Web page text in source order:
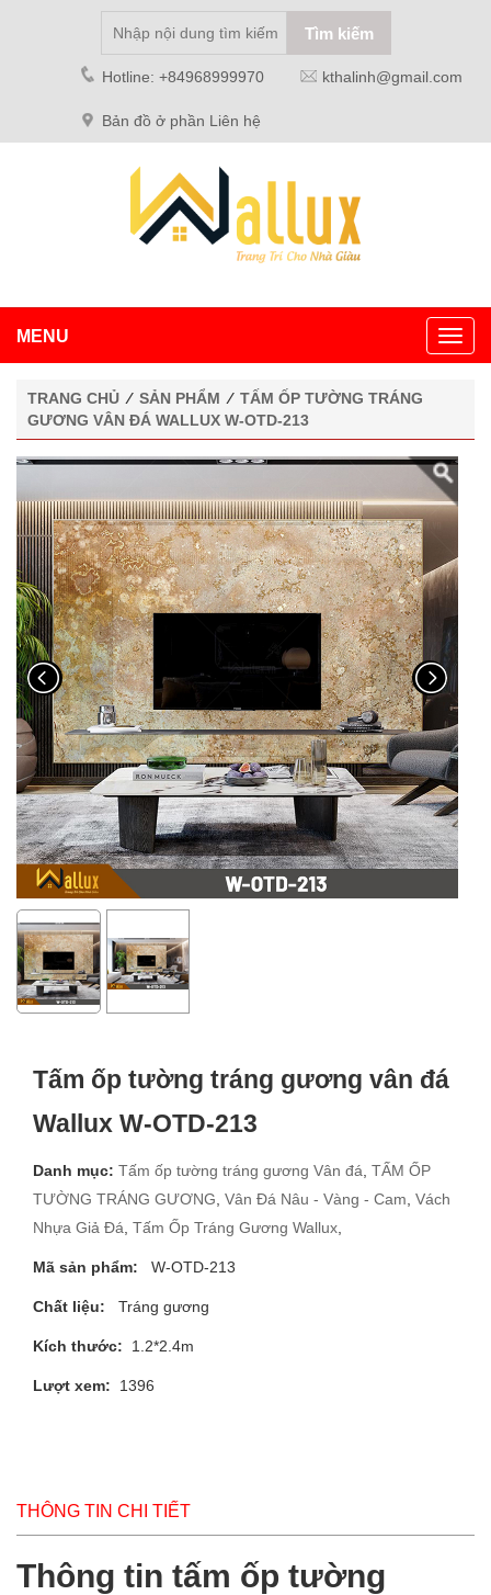
Hotline: +84968999970 kthalinh@gmail.com
Bản đồ ở phần Liên hệ
MENU
TRANG CHỦ ⁄ SẢN PHẨM ⁄ TẤM ỐP TƯỜNG TRÁNG
GƯƠNG VÂN ĐÁ WALLUX W-OTD-213
Tấm ốp tường tráng gương vân đá
Wallux W-OTD-213
Danh mục: Tấm ốp tường tráng gương Vân đá TẤM ỐP
TƯỜNG TRÁNG GƯƠNG Vân Đá Nâu - Vàng - Cam Vách
Nhựa Giả Đá Tấm Ốp Tráng Gương Wallux
Mã sản phẩm: W-OTD-213
Chất liệu: Tráng gương
Kích thước: 1.2*2.4m
Lượt xem: 1396
THÔNG TIN CHI TIẾT
Thông tin tấm ốp tường